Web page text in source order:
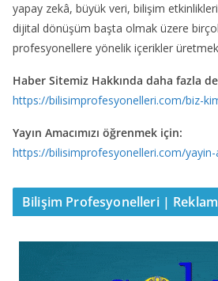
yapay zekâ, büyük veri, bilişim
dijital dönüşüm başta olmak üzere
profesyonellere yönelik içerikler
Haber Sitemiz Hakkında daha fazla
https://bilisimprofesyonelleri.com/biz-
Yayın Amacımızı öğrenmek için:
https://bilisimprofesyonelleri.com/
Bilişim Profesyonelleri |